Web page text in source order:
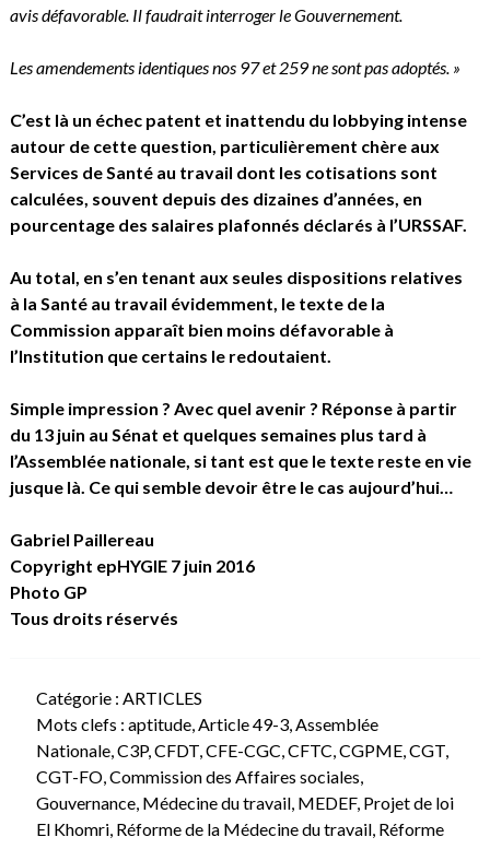
avis défavorable. Il faudrait interroger le Gouvernement.
Les amendements identiques nos 97 et 259 ne sont pas adoptés. »
C’est là un échec patent et inattendu du lobbying intense
autour de cette question, particulièrement chère aux
Services de Santé au travail dont les cotisations sont
calculées, souvent depuis des dizaines d’années, en
pourcentage des salaires plafonnés déclarés à l’URSSAF.
Au total, en s’en tenant aux seules dispositions relatives
à la Santé au travail évidemment, le texte de la
Commission apparaît bien moins défavorable à
l’Institution que certains le redoutaient.
Simple impression ? Avec quel avenir ? Réponse à partir
du 13 juin au Sénat et quelques semaines plus tard à
l’Assemblée nationale, si tant est que le texte reste en vie
jusque là. Ce qui semble devoir être le cas aujourd’hui…
Gabriel Paillereau
Copyright epHYGIE 7 juin 2016
Photo GP
Tous droits réservés
Catégorie : ARTICLES
Mots clefs : aptitude, Article 49-3, Assemblée
Nationale, C3P, CFDT, CFE-CGC CFTC CGPME, CGT,
CGT-FO, Commission des Affaires sociales
Gouvernance, Médecine du travail, MEDEF, Projet de loi
El Khomri, Réforme de la Médecine du travail, Réforme